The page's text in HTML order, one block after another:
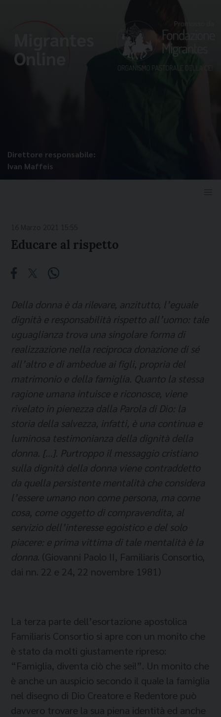
Direttore responsabile:
Ivan Maffeis
Educare al rispetto
Della donna è da rilevare, anzitutto, l’eguale
dignità e responsabilità rispetto all’uomo: tale
uguaglianza trova una singolare forma di
realizzazione nella reciproca donazione di sé
all’altro e di ambedue ai figli, propria del
matrimonio e della famiglia. Quanto la stessa
ragione umana intuisce e riconosce, viene
rivelato in pienezza dalla Parola di Dio: la
storia della salvezza, infatti, è una continua e
luminosa testimonianza della dignità della
donna. […]. Purtroppo il messaggio cristiano
sulla dignità della donna viene contraddetto
da quella persistente mentalità che considera
l’essere umano non come persona, ma come
cosa, come oggetto di compravendita, al
servizio dell’interesse egoistico e del solo
piacere: e prima vittima di tale mentalità è la
donna. (Giovanni Paolo II, Familiaris Consortio,
dai nn. 22 e 24, 22 novembre 1981)
La terza parte dell’esortazione apostolica
Familiaris Consortio si apre con un monito che
è stato da molti giustamente ripreso:
“Famiglia, diventa ciò che sei!”. Un monito che
è anche un auspicio secondo il quale la famiglia
nel disegno di Dio Creatore e Redentore può
davvero trovare la sua piena identità ed anche